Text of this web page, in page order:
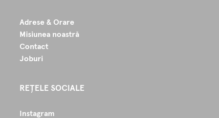
Adrese & Orare
Misiunea noastră
Contact
Joburi
REȚELE SOCIALE
Instagram